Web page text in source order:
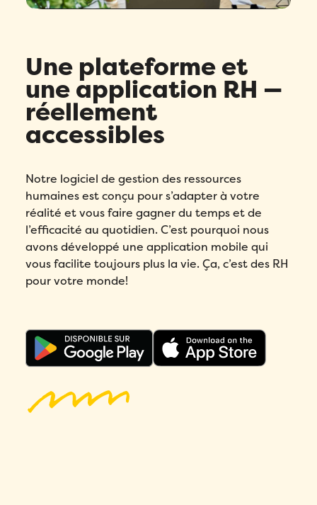
Une plateforme et
une application RH —
réellement
accessibles
Notre logiciel de gestion des ressources
humaines est conçu pour s’adapter à votre
réalité et vous faire gagner du temps et de
l’efficacité au quotidien. C’est pourquoi nous
avons développé une application mobile qui
vous facilite toujours plus la vie. Ça, c’est des RH
pour votre monde!